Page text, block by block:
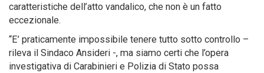
caratteristiche dell’atto vandalico, che non è un fatto
eccezionale.
“E’ praticamente impossibile tenere tutto sotto controllo –
rileva il Sindaco Ansideri -, ma siamo certi che l’opera
investigativa di Carabinieri e Polizia di Stato possa